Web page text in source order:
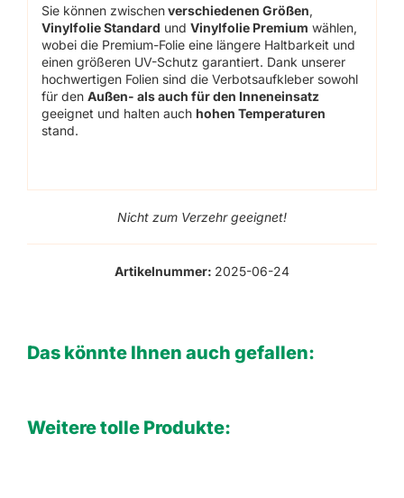
Sie können zwischenverschiedenen Größen,
Vinylfolie Standard undVinylfolie Premium wählen,
wobei die Premium-Folie eine längere Haltbarkeit und
einen größeren UV-Schutz garantiert. Dank unserer
hochwertigen Folien sind die Verbotsaufkleber sowohl
für denAußen- als auch für den Inneneinsatz
geeignet und halten auch hohen Temperaturen
stand.
Nicht zum Verzehr geeignet!
Artikelnummer: 2025-06-24
Das könnte Ihnen auch gefallen:
Weitere tolle Produkte: